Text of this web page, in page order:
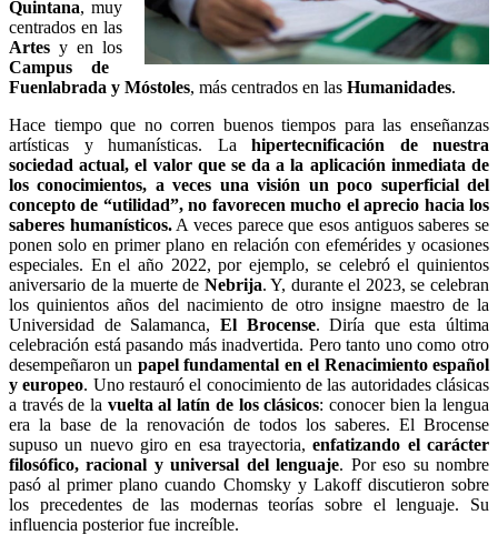
Quintana, muy
centrados en las
Artes y en los
Campus de
Fuenlabrada y Móstoles, más centrados en las Humanidades.
Hace tiempo que no corren buenos tiempos para las enseñanzas
artísticas y humanísticas. La hipertecnificación de nuestra
sociedad actual, el valor que se da a la aplicación inmediata de
los conocimientos, a veces una visión un poco superficial del
concepto de “utilidad”, no favorecen mucho el aprecio hacia los
saberes humanísticos.A veces parece que esos antiguos saberes se
ponen solo en primer plano en relación con efemérides y ocasiones
especiales. En el año 2022, por ejemplo, se celebró el quinientos
aniversario de la muerte de Nebrija. Y, durante el 2023, se celebran
los quinientos años del nacimiento de otro insigne maestro de la
Universidad de Salamanca, El Brocense. Diría que esta última
celebración está pasando más inadvertida. Pero tanto uno como otro
desempeñaron un papel fundamental en el Renacimiento español
y europeo. Uno restauró el conocimiento de las autoridades clásicas
a través de la vuelta al latín de los clásicos: conocer bien la lengua
era la base de la renovación de todos los saberes. El Brocense
supuso un nuevo giro en esa trayectoria,enfatizando el carácter
filosófico, racional y universal del lenguaje. Por eso su nombre
pasó al primer plano cuando Chomsky y Lakoff discutieron sobre
los precedentes de las modernas teorías sobre el lenguaje. Su
influencia posterior fue increíble.